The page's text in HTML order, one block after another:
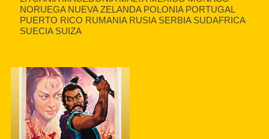
NORUEGA NUEVA ZELANDA POLONIA PORTUGAL
PUERTO RICO RUMANIA RUSIA SERBIA SUDAFRICA
SUECIA SUIZA